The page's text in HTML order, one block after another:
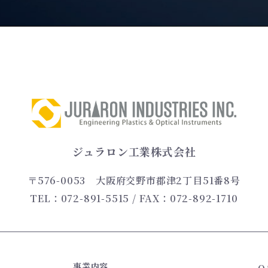
ジュラロン工業株式会社
〒576-0053 大阪府交野市郡津2丁目51番8号
TEL：072-891-5515 / FAX：072-892-1710